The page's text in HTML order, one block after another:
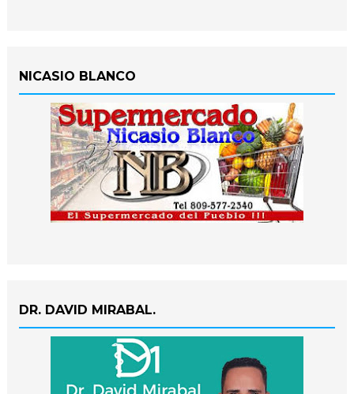
NICASIO BLANCO
DR. DAVID MIRABAL.